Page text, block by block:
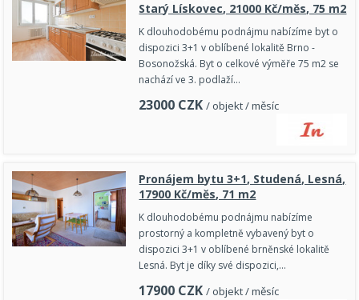
Starý Lískovec, 21000 Kč/měs, 75 m2
K dlouhodobému podnájmu nabízíme byt o
dispozici 3+1 v oblíbené lokalitě Brno -
Bosonožská. Byt o celkové výměře 75 m2 se
nachází ve 3. podlaží…
23000 CZK / objekt / měsíc
Pronájem bytu 3+1, Studená, Lesná,
17900 Kč/měs, 71 m2
K dlouhodobému podnájmu nabízíme
prostorný a kompletně vybavený byt o
dispozici 3+1 v oblíbené brněnské lokalitě
Lesná. Byt je díky své dispozici,…
17900 CZK / objekt / měsíc